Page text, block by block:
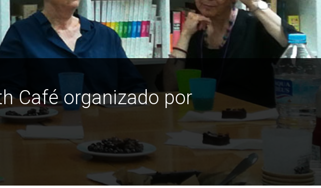
Café organizado por